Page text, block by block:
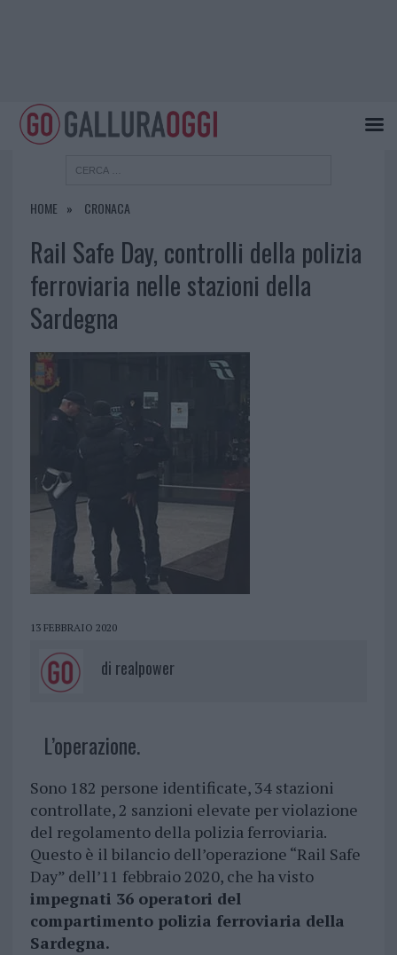
HOME CRONACA
Rail Safe Day, controlli della polizia
ferroviaria nelle stazioni della
Sardegna
13 FEBBRAIO 2020
di realpower
L’operazione.
Sono 182 persone identificate, 34 stazioni
controllate, 2 sanzioni elevate per violazione
del regolamento della polizia ferroviaria.
Questo è il bilancio dell’operazione “Rail Safe
Day” dell’11 febbraio 2020, che ha visto
impegnati 36 operatori del
compartimento polizia ferroviaria della
Sardegna.